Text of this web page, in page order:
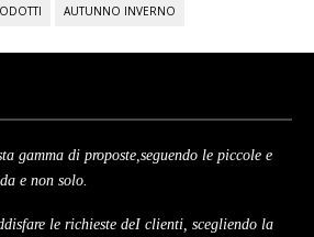
AUTUNNO INVERNO
gamma di proposte,seguendo le piccole e
e non solo.
le richieste deI clienti, scegliendo la